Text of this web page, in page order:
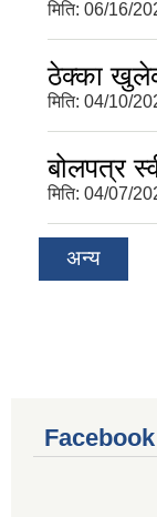
मिति: 06/16/
ठेक्का
मिति: 04/10/
बोलपत्र
मिति: 04/07/
अन्य
Facebook